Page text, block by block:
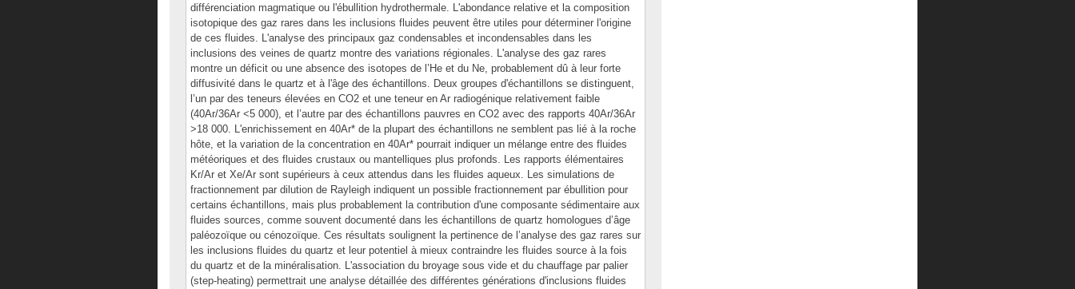
différenciation magmatique ou l'ébullition hydrothermale. L'abondance relative et la composition
isotopique des gaz rares dans les inclusions fluides peuvent être utiles pour déterminer l'origine
de ces fluides. L'analyse des principaux gaz condensables et incondensables dans les
inclusions des veines de quartz montre des variations régionales. L'analyse des gaz rares
montre un déficit ou une absence des isotopes de l’He et du Ne, probablement dû à leur forte
diffusivité dans le quartz et à l'âge des échantillons. Deux groupes d'échantillons se distinguent,
l’un par des teneurs élevées en CO2 et une teneur en Ar radiogénique relativement faible
(40Ar/36Ar <5 000), et l’autre par des échantillons pauvres en CO2 avec des rapports 40Ar/36Ar
>18 000. L'enrichissement en 40Ar* de la plupart des échantillons ne semblent pas lié à la roche
hôte, et la variation de la concentration en 40Ar* pourrait indiquer un mélange entre des fluides
météoriques et des fluides crustaux ou mantelliques plus profonds. Les rapports élémentaires
Kr/Ar et Xe/Ar sont supérieurs à ceux attendus dans les fluides aqueux. Les simulations de
fractionnement par dilution de Rayleigh indiquent un possible fractionnement par ébullition pour
certains échantillons, mais plus probablement la contribution d'une composante sédimentaire aux
fluides sources, comme souvent documenté dans les échantillons de quartz homologues d’âge
paléozoïque ou cénozoïque. Ces résultats soulignent la pertinence de l’analyse des gaz rares sur
les inclusions fluides du quartz et leur potentiel à mieux contraindre les fluides source à la fois
du quartz et de la minéralisation. L'association du broyage sous vide et du chauffage par palier
(step-heating) permettrait une analyse détaillée des différentes générations d'inclusions fluides